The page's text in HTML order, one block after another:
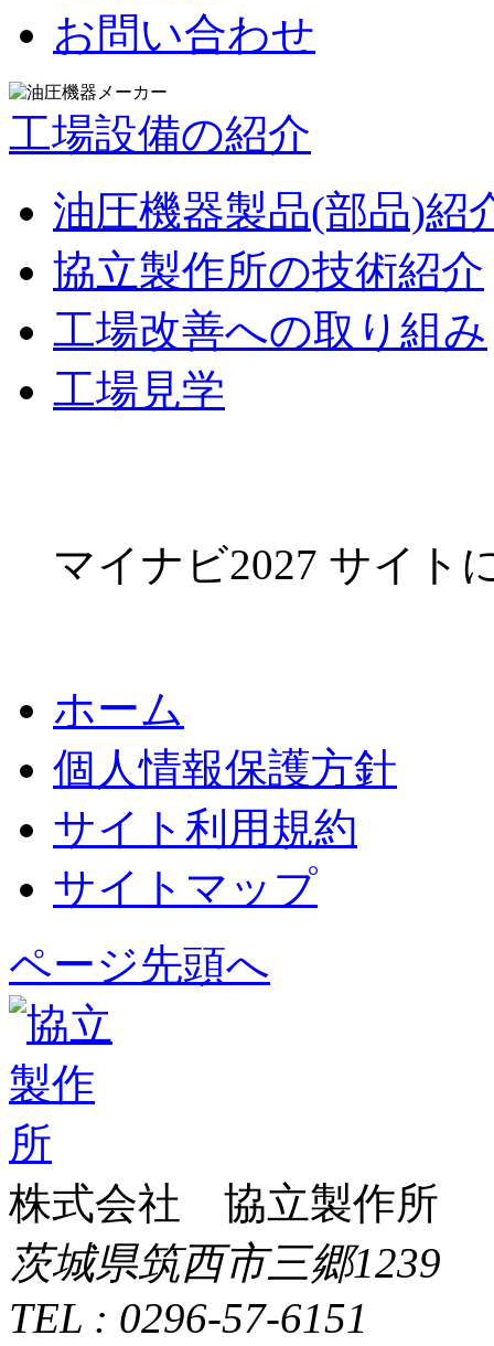
お問い合わせ
工場設備の紹介
油圧機器製品(部品)紹
協立製作所の技術紹介
工場改善への取り組み
工場見学
マイナビ2027 サイト
ホーム
個人情報保護方針
サイト利用規約
サイトマップ
ページ先頭へ
株式会社 協立製作所
茨城県筑西市三郷1239
TEL : 0296-57-6151